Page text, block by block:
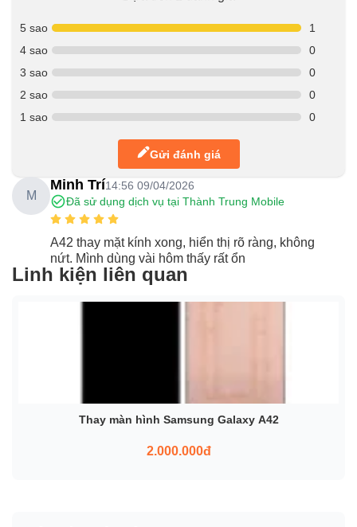
5 sao
1
4 sao
0
3 sao
0
2 sao
0
1 sao
0
Gửi đánh giá
M
Minh Trí14:56 09/04/2026
Đã sử dụng dịch vụ tại Thành Trung Mobile
A42 thay mặt kính xong, hiển thị rõ ràng, không
nứt. Mình dùng vài hôm thấy rất ổn
Linh kiện liên quan
Thay màn hình Samsung Galaxy A42
2.000.000đ